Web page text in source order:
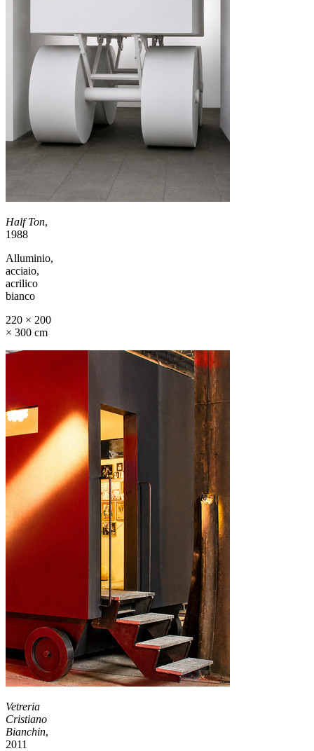
Half Ton,
1988
Alluminio,
acciaio,
acrilico
bianco
220 × 200
× 300 cm
Vetreria
Cristiano
Bianchin,
2011